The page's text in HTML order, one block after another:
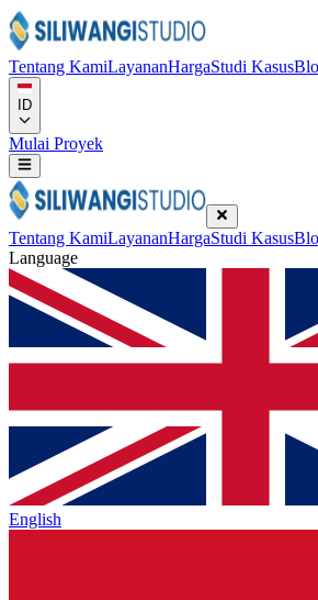
Tentang KamiLayananHargaStudi Kasus
ID
Mulai Proyek
Tentang KamiLayananHargaStudi Kasus
Language
English